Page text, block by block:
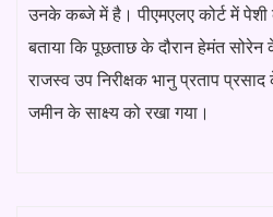
उनके कब्जे में है। पीएमएलए कोर्ट में
बताया कि पूछताछ के दौरान हेमंत
राजस्व उप निरीक्षक भानु प्रताप
जमीन के साक्ष्य को रखा गया।